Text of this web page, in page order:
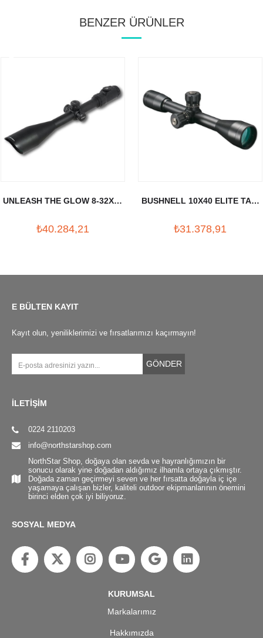
BENZER ÜRÜNLER
UNLEASH THE GLOW 8-32X56
₺40.284,21
BUSHNELL 10X40 ELITE TAC.
₺31.378,91
E BÜLTEN KAYIT
Kayıt olun, yeniliklerimizi ve fırsatlarımızı kaçırmayın!
GÖNDER
İLETİŞİM
0224 2110203
info@northstarshop.com
NorthStar Shop, doğaya olan sevda ve hayranlığımızın bir
sonucu olarak yine doğadan aldığımız ilhamla ortaya çıkmıştır.
Doğada zaman geçirmeyi seven ve her fırsatta doğayla iç içe
yaşamaya çalışan bizler, kaliteli outdoor ekipmanlarının önemini
birinci elden çok iyi biliyoruz.
SOSYAL MEDYA
KURUMSAL
Markalarımız
Hakkımızda